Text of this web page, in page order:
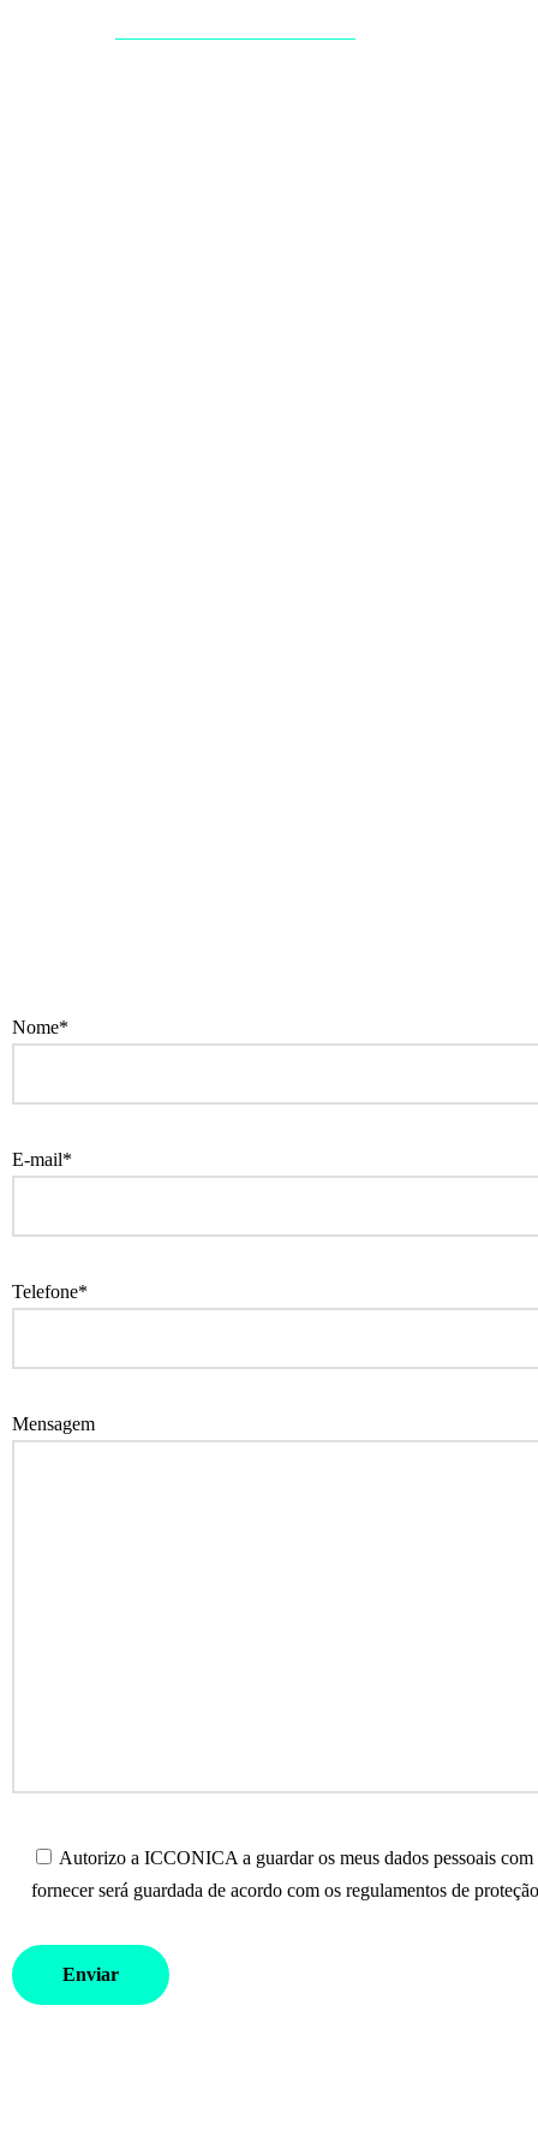
Agenciamento Produção
Nome*
E-mail*
Telefone*
Mensagem
Autorizo a ICCONICA a guardar os meus dados pessoais
fornecer será guardada de acordo com os regulamentos de